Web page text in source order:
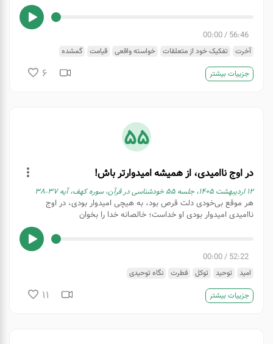
56:46
/
00:00
آخرت تفکیک خود از متعلقات خواسته واقعی قیامت گمشده
جزییات بیشتر 6
55
در اوج ناامیدی، از همیشه امیدوارتر باش!
۱۲ اردیبهشت ۱۴۰۵، جلسه ۵۵ خودشناسی در قرآن، سوره کهف، آیه ۳۷-۳۸
هر موقع بی‌خودی دلت قرص بود، به هیچی امیدوار بودی، در اوج
ناامیدی امیدوار بودی او خداست؛ خالصانه خدا را بخوان
52:22
/
00:00
امید توحید توکل فطرت نگاه توحیدی
جزییات بیشتر 11